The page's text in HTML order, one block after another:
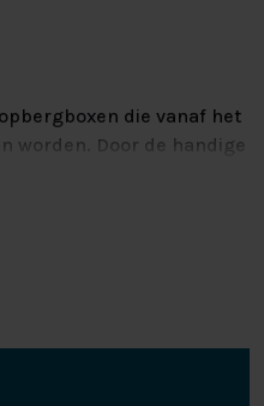
die vanaf het
worden. Door de handige
de boxen is de enorme